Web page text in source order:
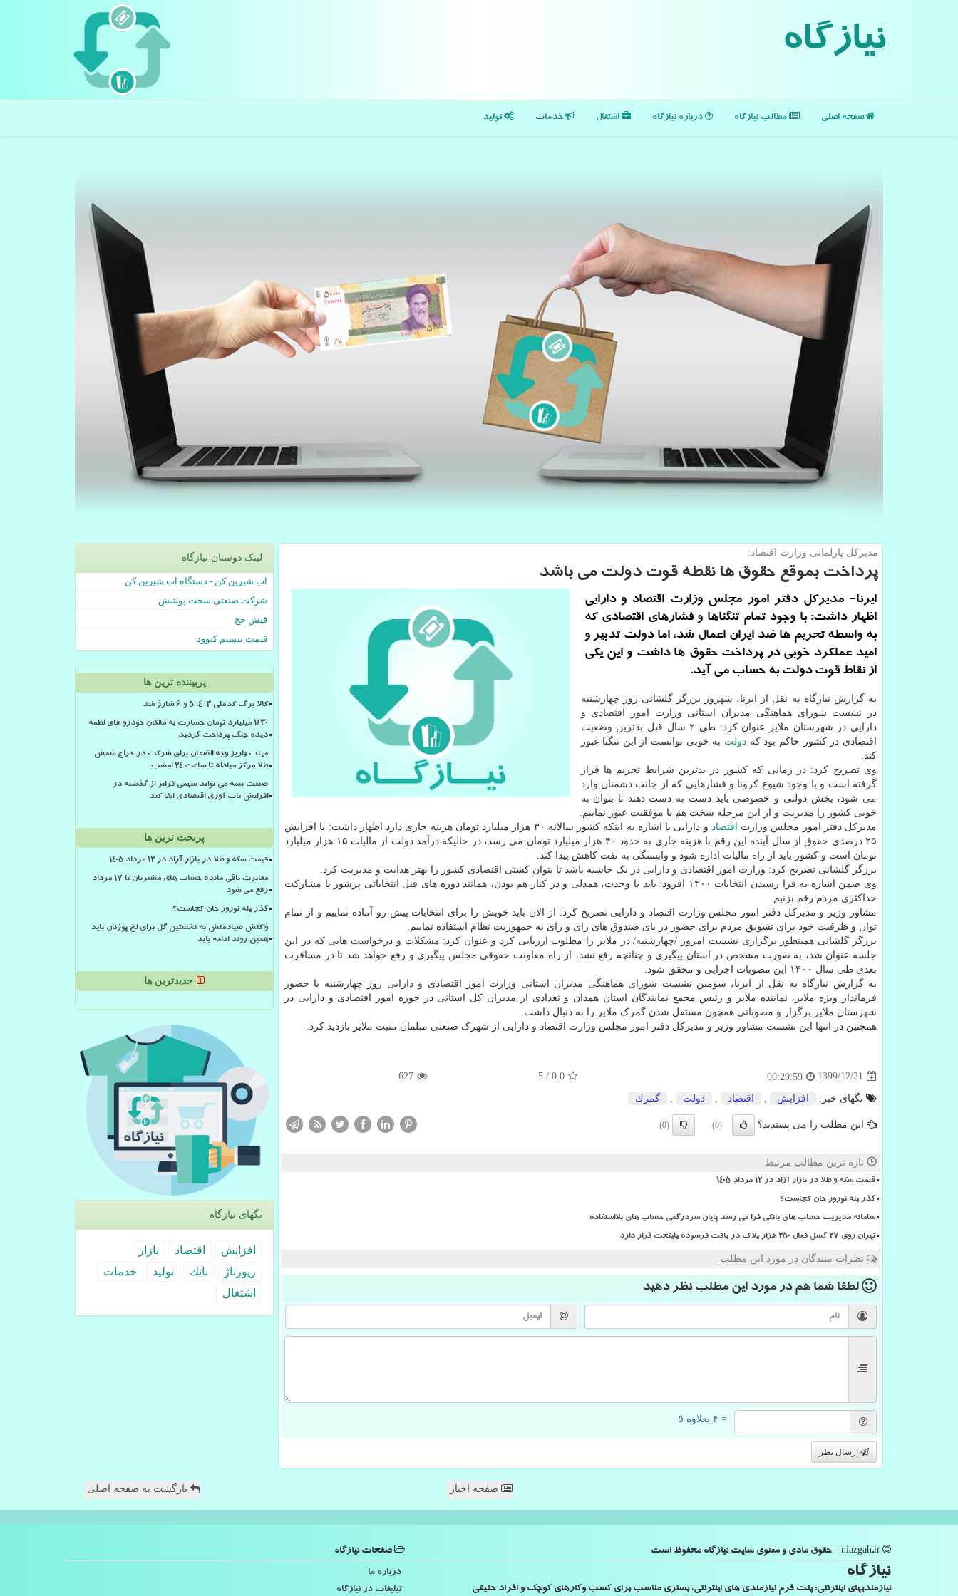
نیازگاه
صفحه اصلی مطالب نیازگاه درباره نیازگاه اشتغال خدمات تولید
مدیركل پارلمانی وزارت اقتصاد:
پرداخت بموقع حقوق ها نقطه قوت دولت می باشد
ایرنا- مدیرکل دفتر امور مجلس وزارت اقتصاد و دارایی
اظهار داشت: با وجود تمام تنگناها و فشارهای اقتصادی که
به واسطه تحریم ها ضد ایران اعمال شد، اما دولت تدبیر و
امید عملکرد خوبی در پرداخت حقوق ها داشت و این یکی
از نقاط قوت دولت به حساب می آید.
به گزارش نیازگاه به نقل از ایرنا، شهروز برزگر گلشانی روز چهارشنبه
در نشست شورای هماهنگی مدیران استانی وزارت امور اقتصادی و
دارایی در شهرستان ملایر عنوان کرد: طی ۲ سال قبل بدترین وضعیت
اقتصادی در کشور حاکم بود که دولت به خوبی توانست از این تنگنا عبور
کند.
وی تصریح کرد: در زمانی که کشور در بدترین شرایط تحریم ها قرار
گرفته است و با وجود شیوع کرونا و فشارهایی که از جانب دشمنان وارد
می شود، بخش دولتی و خصوصی باید دست به دست دهند تا بتوان به
خوبی کشور را مدیریت و از این مرحله سخت هم با موفقیت عبور نماییم.
مدیرکل دفتر امور مجلس وزارت
اقتصاد
و دارایی با اشاره به اینکه کشور سالانه ۳۰ هزار میلیارد تومان هزینه جاری دارد اظهار داشت: با افزایش
۲۵ درصدی حقوق از سال آینده این رقم با هزینه جاری به حدود ۴۰ هزار میلیارد تومان می رسد، در حالیکه درآمد دولت از مالیات ۱۵ هزار میلیارد
تومان است و کشور باید از راه مالیات اداره شود و وابستگی به نفت کاهش پیدا کند.
برزگر گلشانی تصریح کرد: وزارت امور اقتصادی و دارایی در یک حاشیه باشد تا بتوان کشتی اقتصادی کشور را بهتر هدایت و مدیریت کرد.
وی ضمن اشاره به فرا رسیدن انتخابات ۱۴۰۰ افزود: باید با وحدت، همدلی و در کنار هم بودن، همانند دوره های قبل انتخاباتی پرشور با مشارکت
حداکثری مردم رقم بزنیم.
مشاور وزیر و مدیرکل دفتر امور مجلس وزارت اقتصاد و دارایی تصریح کرد: از الان باید خویش را برای انتخابات پیش رو آماده نماییم و از تمام
توان و ظرفیت خود برای تشویق مردم برای حضور در پای صندوق های رای و رای به جمهوریت نظام استفاده نماییم.
برزگر گلشانی همینطور برگزاری نشست امروز /چهارشنبه/ در ملایر را مطلوب ارزیابی کرد و عنوان کرد: مشکلات و درخواست هایی که در این
جلسه عنوان شد، به صورت مشخص در استان پیگیری و چنانچه رفع نشد، از راه معاونت حقوقی مجلس پیگیری و رفع خواهد شد تا در مسافرت
بعدی طی سال ۱۴۰۰ این مصوبات اجرایی و محقق شود.
به گزارش نیازگاه به نقل از ایرنا، سومین نشست شورای هماهنگی مدیران استانی وزارت امور اقتصادی و دارایی روز چهارشنبه با حضور
فرماندار ویژه ملایر، نماینده ملایر و رئیس مجمع نمایندگان استان همدان و تعدادی از مدیران کل استانی در حوزه امور اقتصادی و دارایی در
شهرستان ملایر برگزار و مصوباتی همچون مستقل شدن گمرک ملایر را به دنبال داشت.
همچنین در انتها این نشست مشاور وزیر و مدیرکل دفتر امور مجلس وزارت اقتصاد و دارایی از شهرک صنعتی مبلمان منبت ملایر بازدید کرد.
1399/12/21
00:29:59
0.0
/
5
627
تگهای خبر: افزایش اقتصاد دولت گمرك
این مطلب را می پسندید؟ (0)
(0)
تازه ترین مطالب مرتبط
قیمت سکه و طلا در بازار آزاد در ۱۲ مرداد ۱۴۰۵
گذر پله نوروز خان کجاست؟
سامانه مدیریت حساب های بانکی فرا می رسد پایان سردرگمی حساب های بلااستفاده
تهران روی ۲۷ گسل فعال ۲۵۰ هزار پلاک در بافت فرسوده پایتخت قرار دارد
نظرات بینندگان در مورد این مطلب
لطفا شما همدر مورد این مطلب نظر دهید
= ۴ بعلاوه ۵
ارسال نظر
لینک دوستان نیازگاه
آب شیرین کن - دستگاه آب شیرین کن
شرکت صنعتی سخت پوشش
فیش حج
قیمت بیسیم کنوود
پربیننده ترین ها
کالا برگ کدملی 3، 4، 5 و 6 شارژ شد
۱۴۳۰ میلیارد تومان خسارت به مالکان خودرو های لطمه
دیده جنگ پرداخت گردید
مهلت واریز وجه الضمان برای شرکت در حراج شمش
طلا مرکز مبادله تا ساعت ۲۴ امشب
صنعت بیمه می تواند سهمی فراتر از گذشته در
افزایش تاب آوری اقتصادی ایفا کند
پربحث ترین ها
قیمت سکه و طلا در بازار آزاد در ۱۲ مرداد ۱۴۰۵
مغایرت باقی مانده حساب های مشتریان تا 17 مرداد
رفع می شود
گذر پله نوروز خان کجاست؟
واکنش صیادمنش به نخستین گل برای لخ پوزنان باید
همین روند ادامه یابد
جدیدترین ها
تگهای نیازگاه
افزایش اقتصاد
بازار
رپورتاژ
بانك تولید
خدمات
اشتغال
صفحه اخبار بازگشت به صفحه اصلی
نیازگاه
نیازمندیهای اینترنتی: پلت فرم نیازمندی های اینترنتی، بستری مناسب برای کسب وکارهای کوچک و افراد حقیقی
صفحات نیازگاه
درباره ما
تبلیغات در نیازگاه